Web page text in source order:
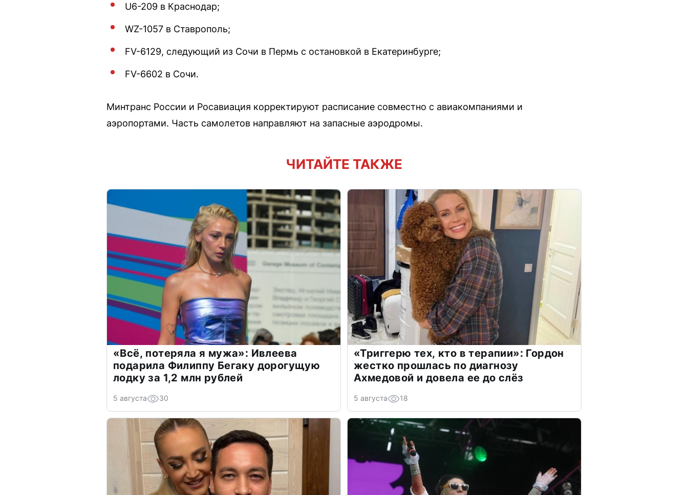
U6-209 в Краснодар;
WZ-1057 в Ставрополь;
FV-6129, следующий из Сочи в Пермь с остановкой в Екатеринбурге;
FV-6602 в Сочи.
Минтранс России и Росавиация корректируют расписание совместно с авиакомпаниями и
аэропортами. Часть самолетов направляют на запасные аэродромы.
ЧИТАЙТЕ ТАКЖЕ
«Всё, потеряла я мужа»: Ивлеева
подарила Филиппу Бегаку дорогущую
лодку за 1,2 млн рублей
5 августа 30
«Триггерю тех, кто в терапии»: Гордон
жестко прошлась по диагнозу
Ахмедовой и довела ее до слёз
5 августа 18